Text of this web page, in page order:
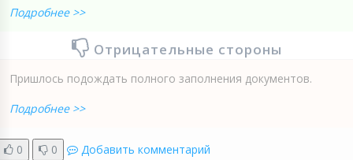
Подробнее >>
Отрицательные стороны
Пришлось подождать полного заполнения документов.
Подробнее >>
0 0 Добавить комментарий